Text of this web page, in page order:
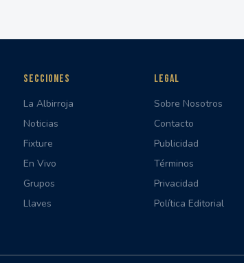
SECCIONES
La Albirroja
Noticias
Fixture
En Vivo
Grupos
Llaves
LEGAL
Sobre Nosotros
Contacto
Publicidad
Términos
Privacidad
Política Editorial